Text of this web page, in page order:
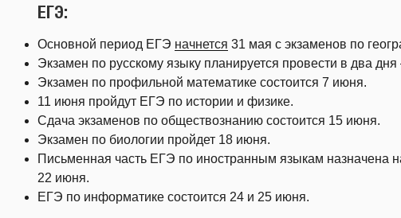
ЕГЭ:
Основной период ЕГЭ начнется 31 мая с экзаменов по
Экзамен по русскому языку планируется провести в два
Экзамен по профильной математике состоится 7 июня.
11 июня пройдут ЕГЭ по истории и физике.
Сдача экзаменов по обществознанию состоится 15 июня.
Экзамен по биологии пройдет 18 июня.
Письменная часть ЕГЭ по иностранным языкам назначена
22 июня.
ЕГЭ по информатике состоится 24 и 25 июня.